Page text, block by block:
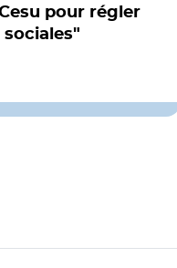
pour régler
sociales"